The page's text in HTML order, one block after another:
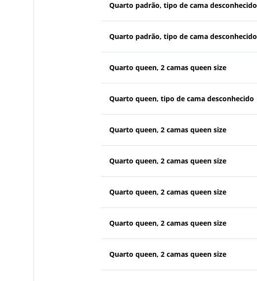
Quarto padrão, tipo de cama desconhecido
Quarto padrão, tipo de cama desconhecido
Quarto queen, 2 camas queen size
Quarto queen, tipo de cama desconhecido
Quarto queen, 2 camas queen size
Quarto queen, 2 camas queen size
Quarto queen, 2 camas queen size
Quarto queen, 2 camas queen size
Quarto queen, 2 camas queen size